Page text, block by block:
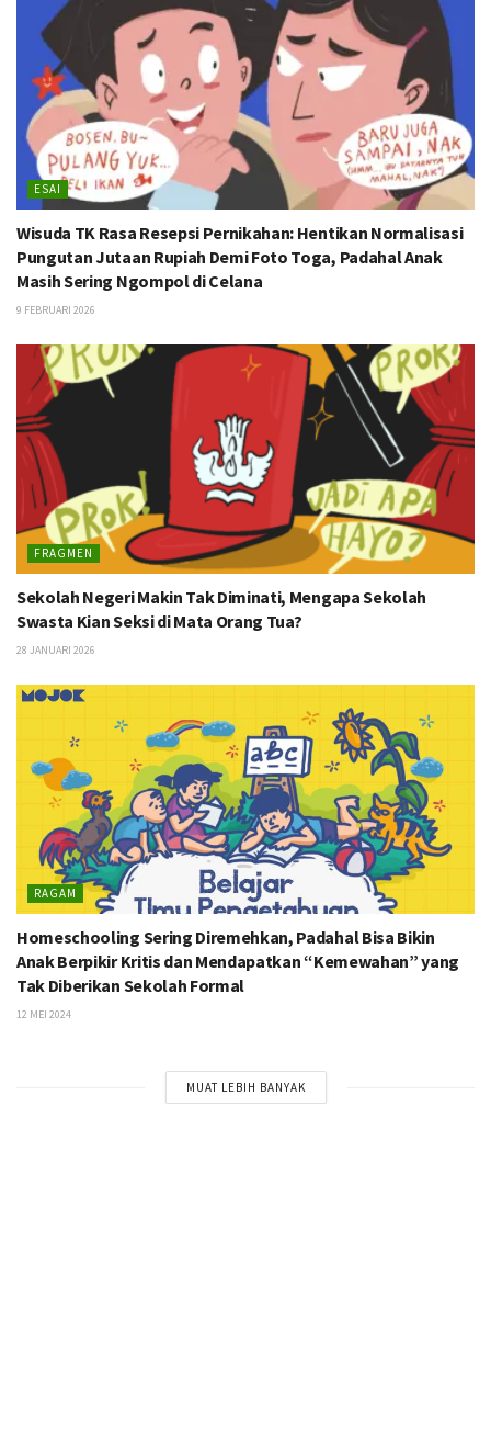
ESAI
Wisuda TK Rasa Resepsi Pernikahan: Hentikan Normalisasi
Pungutan Jutaan Rupiah Demi Foto Toga, Padahal Anak
Masih Sering Ngompol di Celana
9 FEBRUARI 2026
FRAGMEN
Sekolah Negeri Makin Tak Diminati, Mengapa Sekolah
Swasta Kian Seksi di Mata Orang Tua?
28 JANUARI 2026
RAGAM
Homeschooling Sering Diremehkan, Padahal Bisa Bikin
Anak Berpikir Kritis dan Mendapatkan “Kemewahan” yang
Tak Diberikan Sekolah Formal
12 MEI 2024
MUAT LEBIH BANYAK